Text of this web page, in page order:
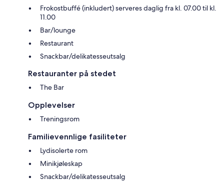
Frokostbuffé (inkludert) serveres daglig fra kl. 07.00 til kl.
11.00
Bar/lounge
Restaurant
Snackbar/delikatesseutsalg
Restauranter på stedet
The Bar
Opplevelser
Treningsrom
Familievennlige fasiliteter
Lydisolerte rom
Minikjøleskap
Snackbar/delikatesseutsalg